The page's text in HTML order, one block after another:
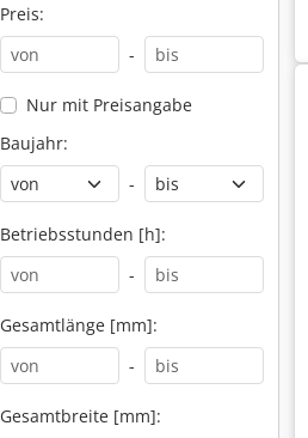
Preis:
-
Nur mit Preisangabe
Baujahr:
-
Betriebsstunden [h]:
-
Gesamtlänge [mm]:
-
Gesamtbreite [mm]: